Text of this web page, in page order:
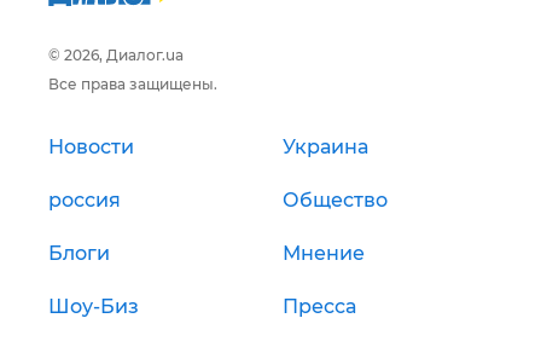
© 2026, Диалог.ua
Все права защищены.
Новости Украина
россия Общество
Блоги Мнение
Шоу-Биз Пресса